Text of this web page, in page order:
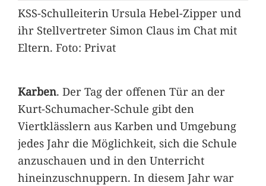
KSS-Schulleiterin Ursula Hebel-Zipper und
ihr Stellvertreter Simon Claus im Chat mit
Eltern. Foto: Privat
Karben. Der Tag der offenen Tür an der
Kurt-Schumacher-Schule gibt den
Viertklässlern aus Karben und Umgebung
jedes Jahr die Möglichkeit, sich die Schule
anzuschauen und in den Unterricht
hineinzuschnuppern. In diesem Jahr war